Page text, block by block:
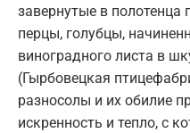
завернутые в
перцы, голубцы,
виноградного листа в
(Гырбовецкая
разносолы и их обилие
искренность и тепло, с